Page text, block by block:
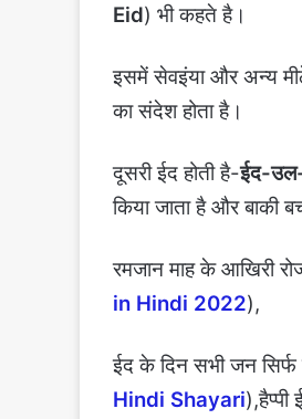
Eid) भी कहते है।
इसमें सेवइंया और अन्य
का संदेश होता है।
दूसरी ईद होती है-ईद-
किया जाता है और बाकी
रमजान माह के आखिरी
in Hindi 2022),
ईद के दिन सभी जन सिर्फ
Hindi Shayari